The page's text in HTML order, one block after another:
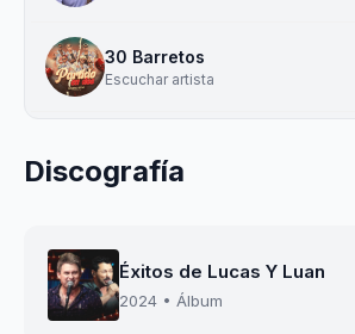
30 Barretos
Escuchar artista
Discografía
Éxitos de Lucas Y Luan
2024 • Álbum